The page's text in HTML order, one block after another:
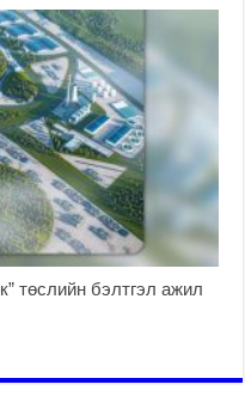
төслийн бэлтгэл ажил